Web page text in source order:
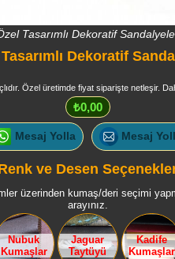
Tasarımlı Dekoratif
Dekoratif
Özel üretimde fiyat siparişte netleşir.
₺0,00
Mesaj Yolla Mesaj
ve Desen
üzerinden kumaş/deri seçimi
arayınız.
Nubuk
Kumaşlar
Jaguar
Taytüyü
Kadife
Kumaşlar